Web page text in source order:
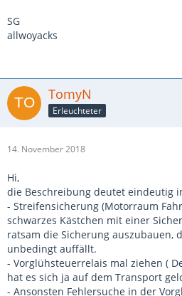
SG
allwoyacks
TomyN
Erleuchteter
14. November 2018
Hi,
die Beschreibung deutet eindeutig
- Streifensicherung (Motorraum
schwarzes Kästchen mit einer
ratsam die Sicherung auszubauen,
unbedingt auffällt.
- Vorglühsteuerrelais mal ziehen (
hat es sich ja auf dem Transport
- Ansonsten Fehlersuche in der